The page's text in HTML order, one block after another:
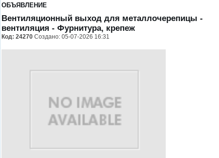
ОБЪЯВЛЕНИЕ
Вентиляционный выход для металлочерепицы -
вентиляция - Фурнитура, крепеж
Код: 24270 Создано: 05-07-2026 16:31